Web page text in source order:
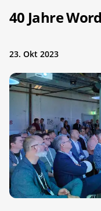
40 Jahre
23. Okt 2023